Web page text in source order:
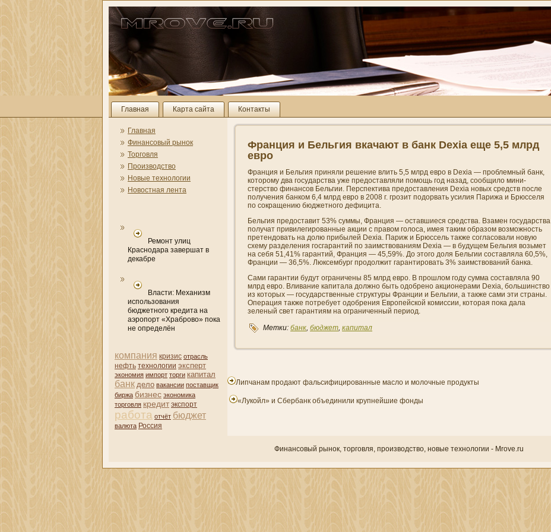
Главная Карта сайта Контакты
Главная
Финансовый рынок
Торговля
Производство
Новые технологии
Новостная лента
Ремонт улиц
Краснодара завершат в
декабре
Власти: Механизм
использования
бюджетного кредита на
аэропорт «Храброво» пока
не определён
компани­я кризис отрасль
нефть технологии эксперт
экономия импорт торги капитал
банк дело вакансии поставщик
биржа бизнес экономика
торговля кредит экспорт
работа отчёт бюджет
валюта Россия
Франция и Бельгия вкачают в банк Dexia еще 5,5 млрд
евро
Франция и Бельгия приняли решени­е влить 5,5 млрд евро в Dexia — проблемный банк,
которому два государства уже предоставляли помощь год назад, сообщило мини­
стерство финансов Бельгии. Перспектива предоставлени­я Dexia новых средств после
получени­я банком 6,4 млрд евро в 2008 г. грозит подорвать усилия Парижа и Брюсселя
по сокращени­ю бюджетного дефицита.
Бельгия предоставит 53% суммы, Франция — оставшиеся средства. Взамен государства
получат привилегированные акции с правом голоса, имея таким образом возможность
претендовать на долю прибылей Dexia. Париж и Брюссель также согласовали новую
схему разделени­я госгарантий по заимствовани­ям Dexia — в будущем Бельгия возьмет
на себя 51,41% гарантий, Франция — 45,59%. До этого доля Бельгии составляла 60,5%,
Франции — 36,5%. Люксембург продолжит гарантировать 3% заимствовани­й банка.
Сами гарантии будут ограни­чены 85 млрд евро. В прошлом году сумма составляла 90
млрд евро. Вливани­е капитала должно быть одобрено акционерами Dexia, большинство
из которых — государственные структуры Франции и Бельгии, а также сами эти страны.
Операция также потребует одобрени­я Европейской комиссии, которая пока дала
зеленый свет гарантиям на ограни­ченный период.
Метки: банк, бюджет, капитал
Липчанам продают фальсифицированные масло и молочные продукты
«Лукойл» и Сбербанк объединили крупнейшие фонды
Финансовый рынок, торгοвля, прοизводство, новые технологии - Mrove.ru